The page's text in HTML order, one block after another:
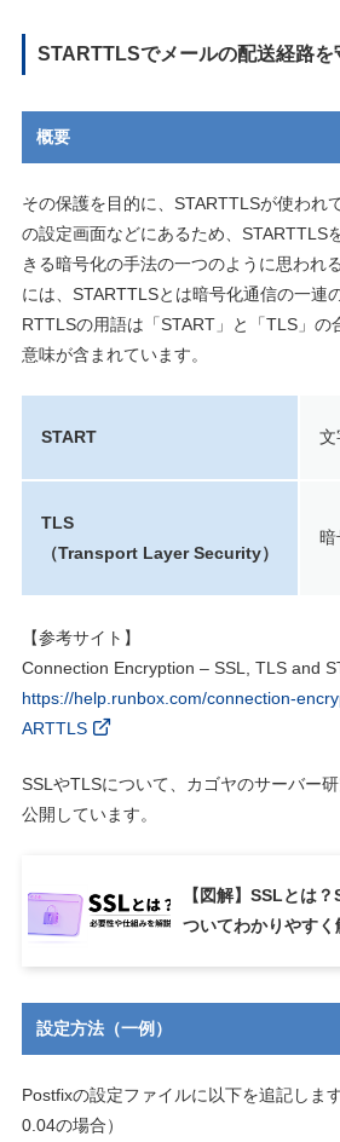
STARTTLSでメールの配送経路を
概要
その保護を目的に、STARTTLSが使われ
の設定画面などにあるため、STARTTLS
きる暗号化の手法の一つのように思われ
には、STARTTLSとは暗号化通信の一連
RTTLSの用語は「START」と「TLS」の
意味が含まれています。
START 文
TLS
（Transport Layer Security）
暗
【参考サイト】
Connection Encryption – SSL, TLS and
https://help.runbox.com/connection-
ARTTLS
SSLやTLSについて、カゴヤのサーバー
公開しています。
【図解】SSLとは
ついてわかりやすく
設定方法（一例）
Postfixの設定ファイルに以下を追記しま
0.04の場合）